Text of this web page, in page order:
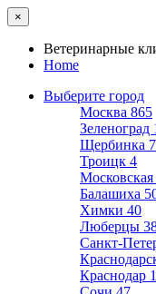
×
Ветеринарные
Home
Выберите город
Москва 865
Зеленоград
Щербинка 7
Троицк 4
Московская
Балашиха
Химки 40
Люберцы
Санкт-
Краснодар